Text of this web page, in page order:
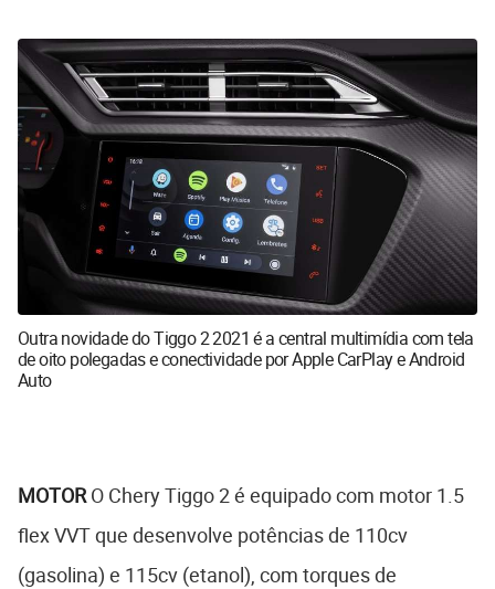
Outra novidade do Tiggo 2 2021 é a central multimídia com tela
de oito polegadas e conectividade por Apple CarPlay e Android
Auto
MOTOR O Chery Tiggo 2 é equipado com motor 1.5
flex VVT que desenvolve potências de 110cv
(gasolina) e 115cv (etanol), com torques de